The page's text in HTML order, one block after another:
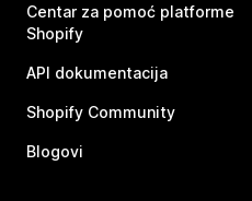
Centar za pomoć platforme
Shopify
API dokumentacija
Shopify Community
Blogovi